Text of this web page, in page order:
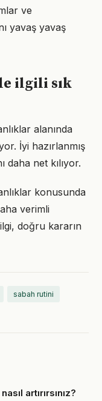
ve
yavaş yavaş
ilgili sık
alanında
İyi hazırlanmış
daha net kılıyor.
konusunda
verimli
doğru kararın
sabah rutini
artırırsınız?